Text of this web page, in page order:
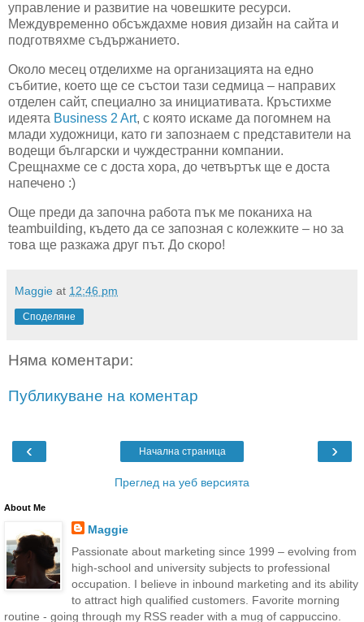
управление и развитие на човешките ресурси.
Междувременно обсъждахме новия дизайн на сайта и
подготвяхме съдържанието.
Около месец отделихме на организацията на едно
събитие, което ще се състои тази седмица – направих
отделен сайт, специално за инициативата. Кръстихме
идеята Business 2 Art, с която искаме да погомнем на
млади художници, като ги запознаем с представители на
водещи български и чуждестранни компании.
Срещнахме се с доста хора, до четвъртък ще е доста
напечено :)
Още преди да започна работа пък ме поканиха на
teambuilding, където да се запозная с колежките – но за
това ще разкажа друг път. До скоро!
Maggie at 12:46 pm
Споделяне
Няма коментари:
Публикуване на коментар
‹ ›
Начална страница
Преглед на уеб версията
About Me
Maggie
Passionate about marketing since 1999 – evolving from
high-school and university subjects to professional
occupation. I believe in inbound marketing and its ability
to attract high qualified customers. Favorite morning
routine - going through my RSS reader with a mug of cappuccino.